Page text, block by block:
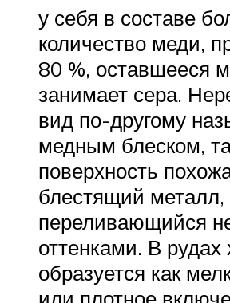
у себя в составе
количество меди,
80 %, оставшееся
занимает сера.
вид по-другому
медным блеском,
поверхность
блестящий металл,
переливающийся
оттенками. В рудах
образуется как